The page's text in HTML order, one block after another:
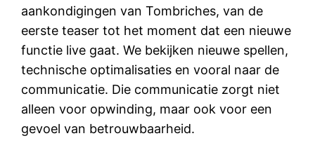
aankondigingen van Tombriches, van de
eerste teaser tot het moment dat een nieuwe
functie live gaat. We bekijken nieuwe spellen,
technische optimalisaties en vooral naar de
communicatie. Die communicatie zorgt niet
alleen voor opwinding, maar ook voor een
gevoel van betrouwbaarheid.